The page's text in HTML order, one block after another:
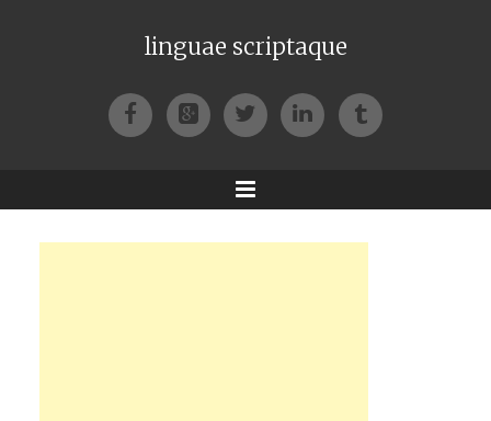
linguae scriptaque
FacebookGoogle+TwitterLinkedIn
Tumblr
Menu